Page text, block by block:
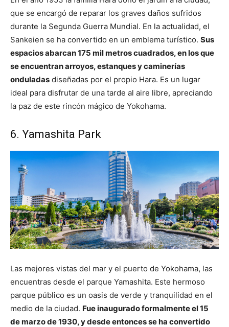
que se encargó de reparar los graves daños sufridos
durante la Segunda Guerra Mundial. En la actualidad, el
Sankeien se ha convertido en un emblema turístico. Sus
espacios abarcan 175 mil metros cuadrados, en los que
se encuentran arroyos, estanques y caminerías
onduladas diseñadas por el propio Hara. Es un lugar
ideal para disfrutar de una tarde al aire libre, apreciando
la paz de este rincón mágico de Yokohama.
6. Yamashita Park
Las mejores vistas del mar y el puerto de Yokohama, las
encuentras desde el parque Yamashita. Este hermoso
parque público es un oasis de verde y tranquilidad en el
medio de la ciudad. Fue inaugurado formalmente el 15
de marzo de 1930, y desde entonces se ha convertido